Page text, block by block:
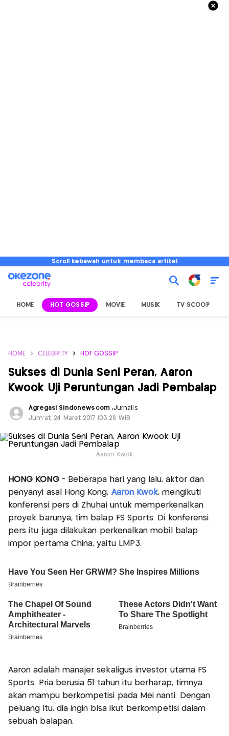
Scroll kebawah untuk membaca artikel
HOME HOT GOSSIP MOVIE MUSIK TV SCOOP
HOME CELEBRITY HOT GOSSIP
Sukses di Dunia Seni Peran, Aaron
Kwook Uji Peruntungan Jadi Pembalap
Agregasi Sindonews.com,Jurnalis
Jum'at, 24 Maret 2017 |03:28 WIB
Aaron Kwok
HONG KONG- Beberapa hari yang lalu, aktor dan
penyanyi asal Hong Kong, Aaron Kwok, mengikuti
konferensi pers di Zhuhai untuk memperkenalkan
proyek barunya, tim balap FS Sports. Di konferensi
pers itu juga dilakukan perkenalkan mobil balap
impor pertama China, yaitu LMP3.
Aaron adalah manajer sekaligus investor utama FS
Sports. Pria berusia 51 tahun itu berharap, timnya
akan mampu berkompetisi pada Mei nanti. Dengan
peluang itu, dia ingin bisa ikut berkompetisi dalam
sebuah balapan.